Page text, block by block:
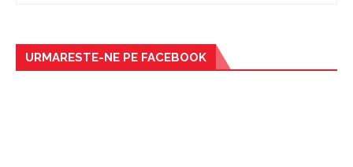
URMARESTE-NE PE FACEBOOK